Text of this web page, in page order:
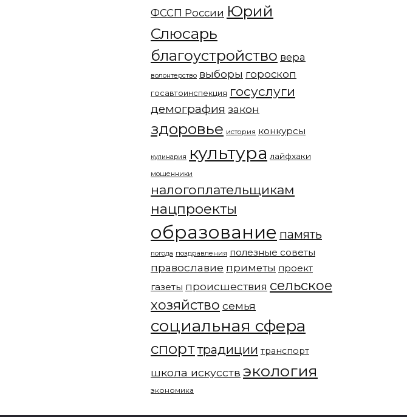
ФССП России Юрий
Слюсарь
благоустройство вера
волонтерство выборы гороскоп
госавтоинспекция госуслуги
демография закон
здоровье история конкурсы
кулинария культура лайфхаки
мошенники
налогоплательщикам
нацпроекты
образование память
погода поздравления полезные советы
православие приметы проект
газеты происшествия сельское
хозяйство семья
социальная сфера
спорттрадиции транспорт
школа искусств экология
экономика